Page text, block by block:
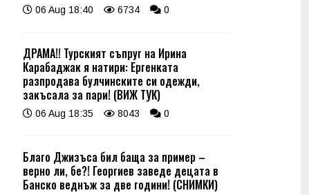
06 Aug 18:40 6734 0
ДРАМА!! Турският съпруг на Ирина
Карабаджак я натири: Ергенката
разпродава булчинските си одежди,
закъсала за пари! (ВИЖ ТУК)
06 Aug 18:35 8043 0
Благо Джизъса бил баща за пример –
верно ли, бе?! Георгиев заведе децата в
Банско веднъж за две години! (СНИМКИ)